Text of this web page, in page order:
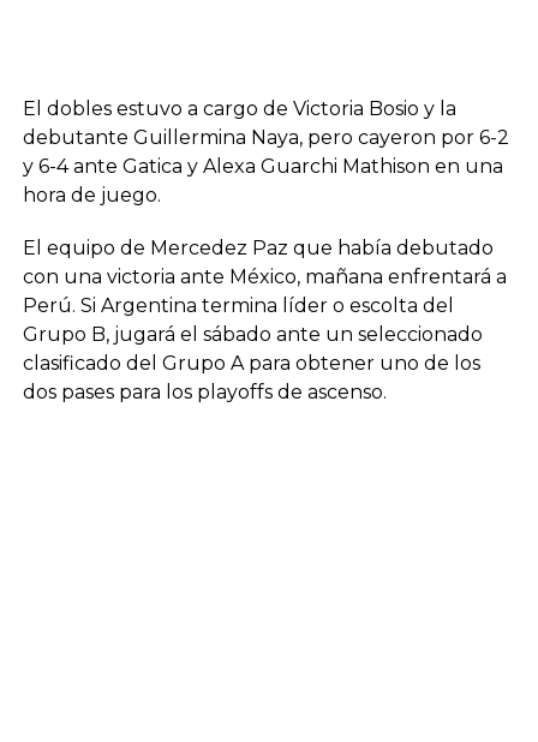
El dobles estuvo a cargo de Victoria Bosio y la
debutante Guillermina Naya, pero cayeron por 6-2
y 6-4 ante Gatica y Alexa Guarchi Mathison en una
hora de juego.
El equipo de Mercedez Paz que había debutado
con una victoria ante México, mañana enfrentará a
Perú. Si Argentina termina líder o escolta del
Grupo B, jugará el sábado ante un seleccionado
clasificado del Grupo A para obtener uno de los
dos pases para los playoffs de ascenso.